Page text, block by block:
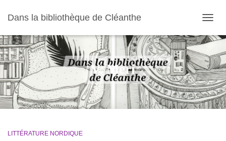
Dans la bibliothèque de Cléanthe
LA
V. Meri
LITTÉRATURE NORDIQUE